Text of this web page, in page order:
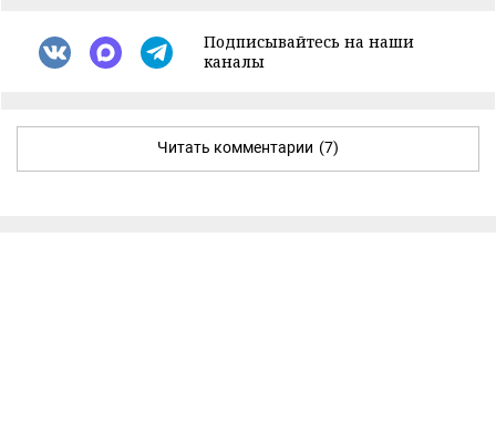
Подписывайтесь на наши
каналы
Читать комментарии (7)